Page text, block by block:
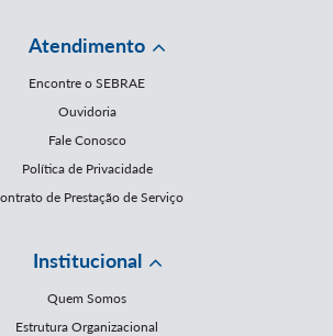
Atendimento
Encontre o SEBRAE
Ouvidoria
Fale Conosco
Política de Privacidade
de Prestação de Serviço
Institucional
Quem Somos
Estrutura Organizacional